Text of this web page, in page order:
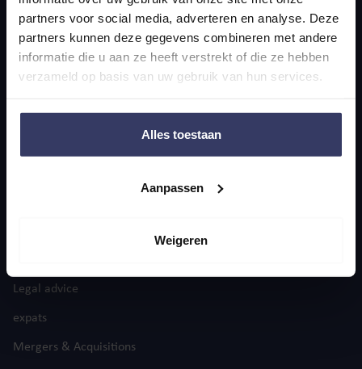
partners voor social media, adverteren en analyse. Deze
partners kunnen deze gegevens combineren met andere
informatie die u aan ze heeft verstrekt of die ze hebben
verzameld op basis van uw gebruik van hun services.
Alles toestaan
Aanpassen
Weigeren
Home
Actualities
Contact
Legal advice
expats
Mergers & Acquisitions